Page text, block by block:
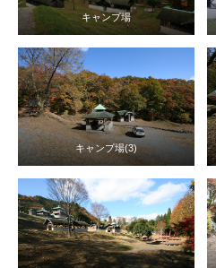
キャンプ場
キャンプ場(3)